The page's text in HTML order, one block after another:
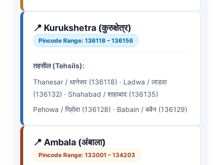
📍 Kurukshetra (कुरुक्षेत्र)
Pincode Range: 136118 – 136156
तहसील (Tehsils):
Thanesar / थानेसर (136118) · Ladwa / लाडवा
(136132) · Shahabad / शाहाबाद (136135)
Pehowa / पिहोवा (136128) · Babain / बबैन (136129)
📍 Ambala (अंबाला)
Pincode Range: 133001 – 134203